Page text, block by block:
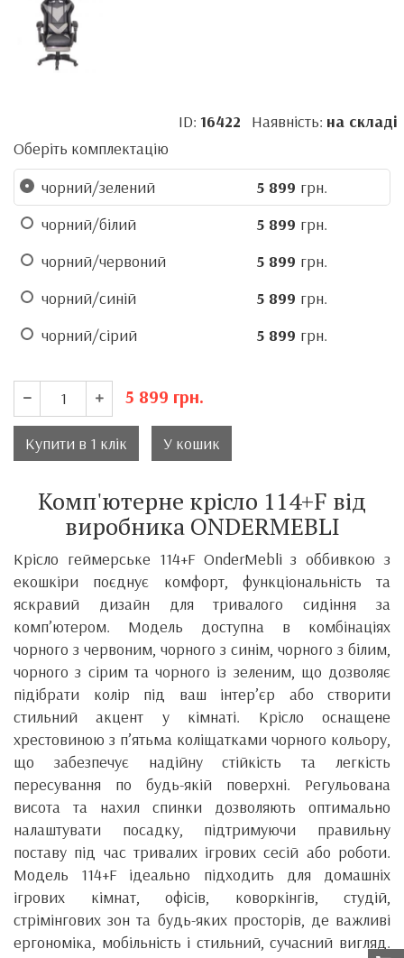
ID: 16422 Наявність: на складі
Оберіть комплектацію
чорний/зелений
5 899 грн.
чорний/білий
5 899 грн.
чорний/червоний
5 899 грн.
чорний/синій
5 899 грн.
чорний/сірий
5 899 грн.
5 899 грн.
Купити в 1 клік У кошик
Комп'ютерне крісло 114+F від
виробника ONDERMEBLI
Крісло геймерське 114+F OnderMebli з оббивкою з
екошкіри поєднує комфорт, функціональність та
яскравий дизайн для тривалого сидіння за
комп’ютером. Модель доступна в комбінаціях
чорного з червоним, чорного з синім, чорного з білим,
чорного з сірим та чорного із зеленим, що дозволяє
підібрати колір під ваш інтер’єр або створити
стильний акцент у кімнаті. Крісло оснащене
хрестовиною з п’ятьма коліщатками чорного кольору,
що забезпечує надійну стійкість та легкість
пересування по будь-якій поверхні. Регульована
висота та нахил спинки дозволяють оптимально
налаштувати посадку, підтримуючи правильну
поставу під час тривалих ігрових сесій або роботи.
Модель 114+F ідеально підходить для домашніх
ігрових кімнат, офісів, коворкінгів, студій,
стрімінгових зон та будь-яких просторів, де важливі
ергономіка, мобільність і стильний, сучасний вигляд.